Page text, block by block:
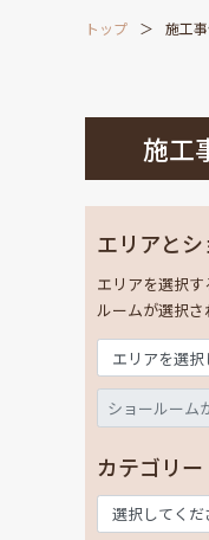
トップ 施工
施工
エリアと
エリアを選択
ルームが選択さ
カテゴリー